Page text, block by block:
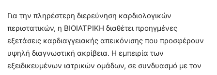
Για την πληρέστερη διερεύνηση καρδιολογικών
περιστατικών, η ΒΙΟΙΑΤΡΙΚΗ διαθέτει προηγμένες
εξετάσεις καρδιαγγειακής απεικόνισης που προσφέρουν
υψηλή διαγνωστική ακρίβεια. Η εμπειρία των
εξειδικευμένων ιατρικών ομάδων, σε συνδυασμό με τον